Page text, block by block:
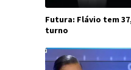
Futura: Flávio tem
turno